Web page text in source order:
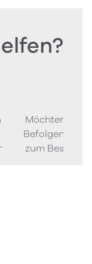
Möchten Sie
Befolgen Sie
zum